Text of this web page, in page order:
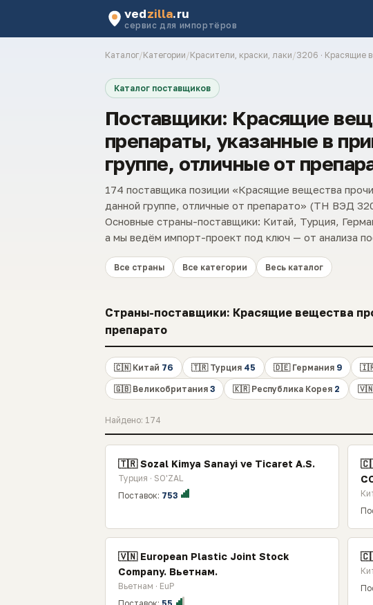
vedzilla.ru
сервис для импортёров
Каталог/Категории/Красители, краски, лаки/3206 · Красящие
Каталог поставщиков
Поставщики: Красящие
препараты, указанные в
группе, отличные от
174 поставщика позиции «Красящие вещества
данной группе, отличные от препарато» (ТН ВЭД
Основные страны-поставщики: Китай, Турция,
а мы ведём импорт-проект под ключ — от анализа
Все страны Все категории Весь каталог
Страны-поставщики: Красящие вещества
препарато
🇨🇳 Китай 76 🇹🇷 Турция 45 🇩🇪 Германия 9
🇬🇧 Великобритания 3 🇰🇷 Республика Корея 2 🇻🇳
Найдено: 174
🇹🇷 Sozal Kimya Sanayi ve Ticaret A.S.
Турция · SO'ZAL
Поставок: 753
🇻🇳 European Plastic Joint Stock
Company. Вьетнам.
Вьетнам · EuP